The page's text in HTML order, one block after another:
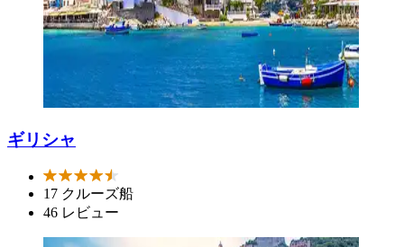
ギリシャ
17 クルーズ船
46 レビュー